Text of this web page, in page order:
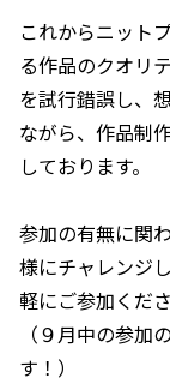
これからニット
る作品のクオリ
を試行錯誤し、
ながら、作品制
しております。
参加の有無に関
様にチャレンジ
軽にご参加くだ
（９月中の参加
す！）